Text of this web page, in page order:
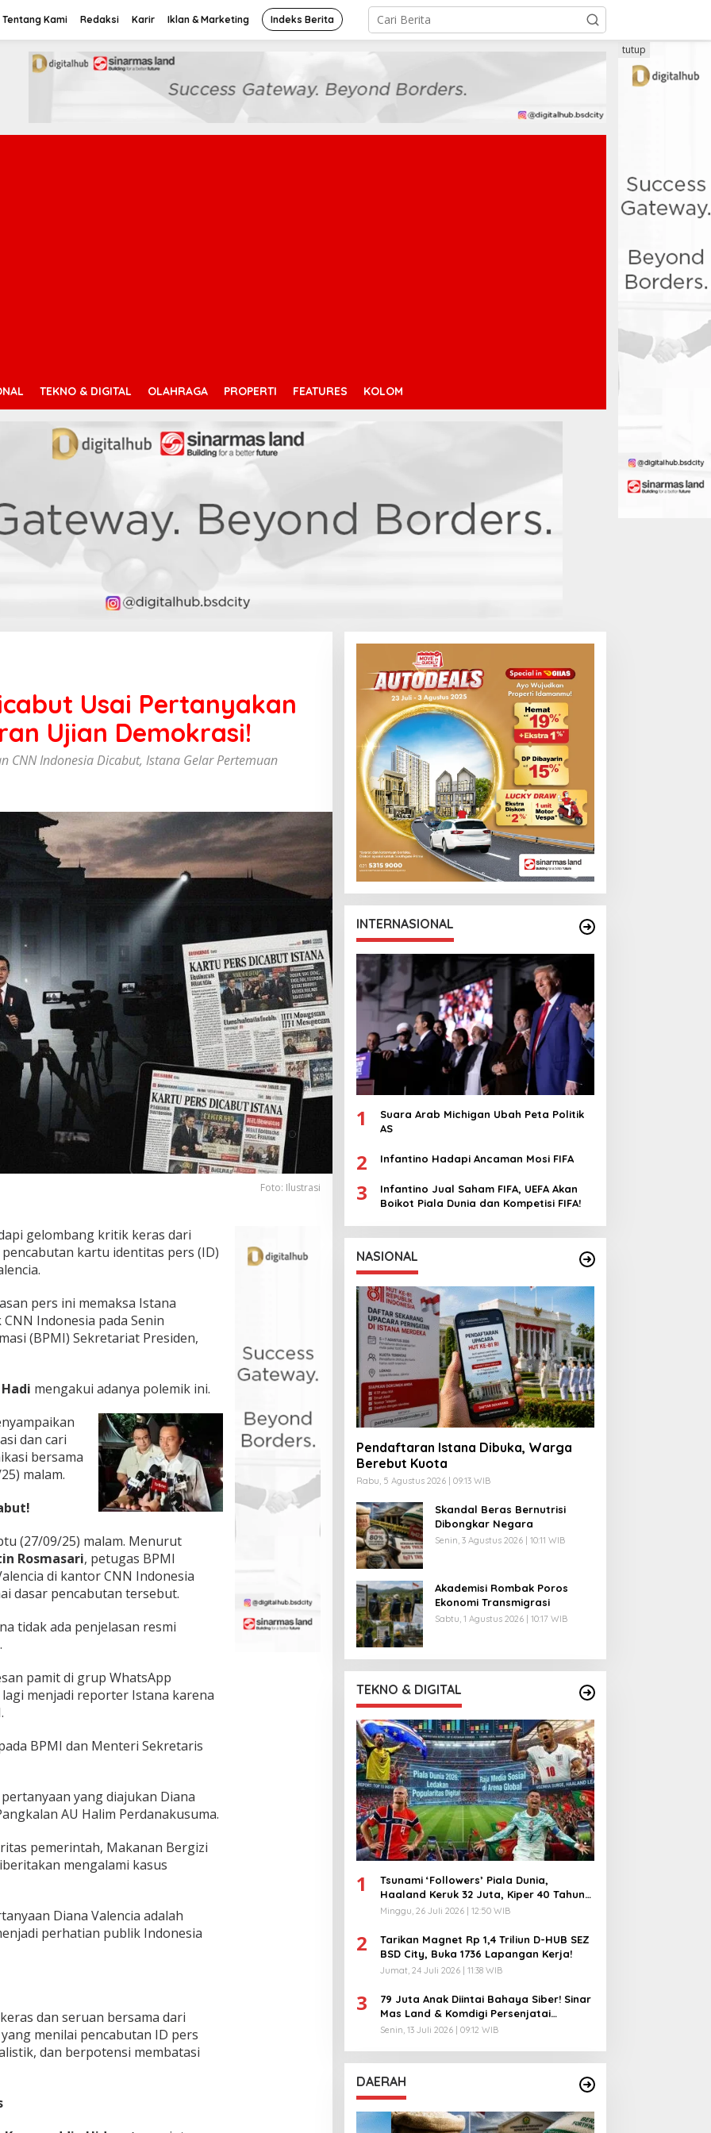
Tentang Kami Redaksi Karir Iklan & Marketing Indeks Berita
TEKNO & DIGITAL OLAHRAGA PROPERTI FEATURES KOLOM
tutup
Usai Pertanyakan
Ujian Demokrasi!
CNN Indonesia Dicabut, Istana Gelar Pertemuan
Foto: Ilustrasi
gelombang kritik keras dari
kartu identitas pers (ID)
pers ini memaksa Istana
Indonesia pada Senin
(BPMI) Sekretariat Presiden,
mengakui adanya polemik ini.
dan cari
bersama
malam.
(27/09/25) malam. Menurut
Rosmasari, petugas BPMI
di kantor CNN Indonesia
dasar pencabutan tersebut.
tidak ada penjelasan resmi
pamit di grup WhatsApp
menjadi reporter Istana karena
BPMI dan Menteri Sekretaris
yang diajukan Diana
AU Halim Perdanakusuma.
pemerintah, Makanan Bergizi
mengalami kasus
Diana Valencia adalah
perhatian publik Indonesia
dan seruan bersama dari
menilai pencabutan ID pers
dan berpotensi membatasi
INTERNASIONAL
1
Suara Arab Michigan Ubah Peta Politik
AS
2 Infantino Hadapi Ancaman Mosi FIFA
3
Infantino Jual Saham FIFA, UEFA Akan
Boikot Piala Dunia dan Kompetisi FIFA!
NASIONAL
Pendaftaran Istana Dibuka, Warga
Berebut Kuota
Rabu, 5 Agustus 2026 | 09:13 WIB
Skandal Beras Bernutrisi
Dibongkar Negara
Senin, 3 Agustus 2026 | 10:11 WIB
Akademisi Rombak Poros
Ekonomi Transmigrasi
Sabtu, 1 Agustus 2026 | 10:17 WIB
TEKNO & DIGITAL
1
Tsunami ‘Followers’ Piala Dunia,
Haaland Keruk 32 Juta, Kiper 40 Tahun
Bikin Geger!
Minggu, 26 Juli 2026 | 12:50 WIB
2
Tarikan Magnet Rp 1,4 Triliun D-HUB SEZ
BSD City, Buka 1736 Lapangan Kerja!
Jumat, 24 Juli 2026 | 11:38 WIB
3
79 Juta Anak Diintai Bahaya Siber! Sinar
Mas Land & Komdigi Persenjatai
Ratusan Guru!
Senin, 13 Juli 2026 | 09:12 WIB
DAERAH